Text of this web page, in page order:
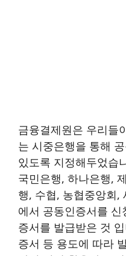
금융결제원은 우리들
는 시중은행을 통해
있도록 지정해두었습
국민은행, 하나은행,
행, 수협, 농협중앙회,
에서 공동인증서를
증서를 발급받은 것
증서 등 용도에 따라